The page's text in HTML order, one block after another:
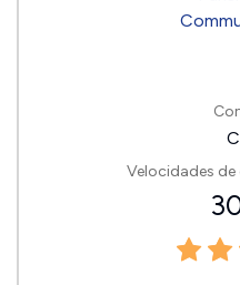
Velocidades